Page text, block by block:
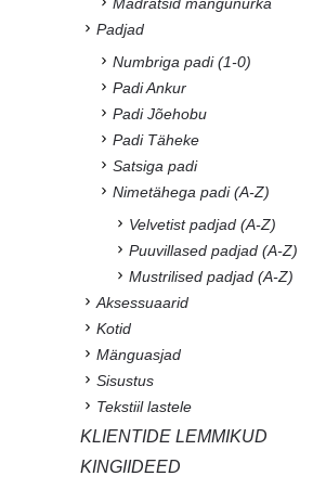
Padjad
Numbriga padi (1-0)
Padi Ankur
Padi Jõehobu
Padi Täheke
Satsiga padi
Nimetähega padi (A-Z)
Velvetist padjad (A-Z)
Puuvillased padjad (A-Z)
Mustrilised padjad (A-Z)
Aksessuaarid
Kotid
Mänguasjad
Sisustus
Tekstiil lastele
KLIENTIDE LEMMIKUD
KINGIIDEED